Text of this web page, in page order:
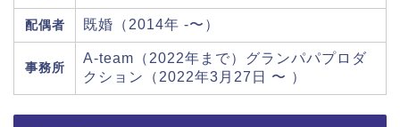
配偶者 既婚（2014年 -〜）
事務所
A-team（2022年まで）グランパパプロダ
クション（2022年3月27日 〜 ）